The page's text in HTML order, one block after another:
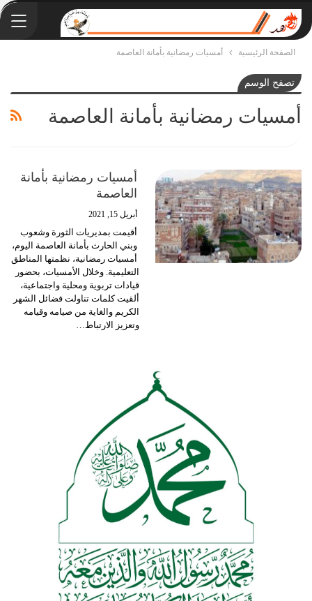
الصفحة الرئيسية أمسيات رمضانية بأمانة العاصمة
تصفح الوسم
أمسيات رمضانية بأمانة العاصمة
أمسيات رمضانية بأمانة
العاصمة
أبريل 15, 2021
أقيمت بمديريات الثورة وشعوب
وبني الحارث بأمانة العاصمة اليوم،
أمسيات رمضانية، نظمتها المناطق
التعليمية. وخلال الأمسيات، بحضور
قيادات تربوية ومحلية واجتماعية،
ألقيت كلمات تناولت فضائل الشهر
الكريم والغاية من صيامه وقيامه
وتعزيز الارتباط…